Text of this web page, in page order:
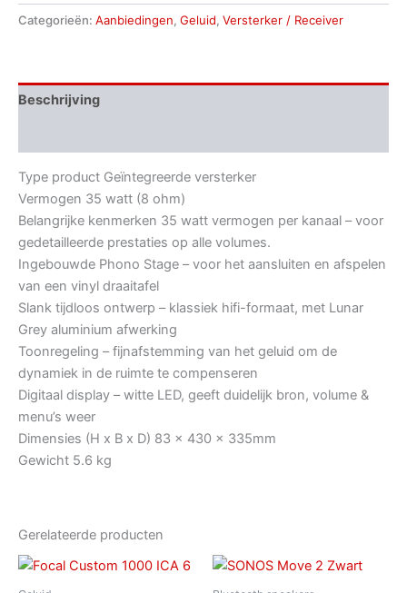
Categorieën: Aanbiedingen, Geluid, Versterker / Receiver
Beschrijving
Type product Geïntegreerde versterker
Vermogen 35 watt (8 ohm)
Belangrijke kenmerken 35 watt vermogen per kanaal – voor
gedetailleerde prestaties op alle volumes.
Ingebouwde Phono Stage – voor het aansluiten en afspelen
van een vinyl draaitafel
Slank tijdloos ontwerp – klassiek hifi-formaat, met Lunar
Grey aluminium afwerking
Toonregeling – fijnafstemming van het geluid om de
dynamiek in de ruimte te compenseren
Digitaal display – witte LED, geeft duidelijk bron, volume &
menu’s weer
Dimensies (H x B x D) 83 x 430 x 335mm
Gewicht 5.6 kg
Gerelateerde producten